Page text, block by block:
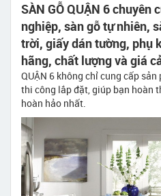
SÀN GỖ QUẬN 6 chuyên
nghiệp, sàn gỗ tự nhiên,
trời, giấy dán tường, phụ
hãng, chất lượng và giá
QUẬN 6 không chỉ cung cấp
thi công lắp đặt, giúp bạn hoàn
hoàn hảo nhất.